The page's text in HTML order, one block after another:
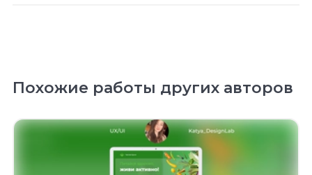
Похожие работы других авторов